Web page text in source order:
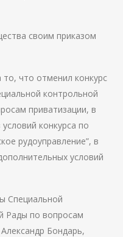
своим приказом
что отменил конкурс
контрольной
приватизации, в
конкурса по
рудоуправление”, в
условий
Специальной
Рады по вопросам
Бондарь,